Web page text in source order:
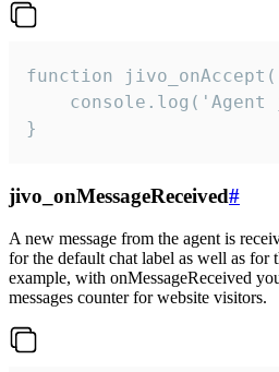
function
}
jivo_onMessageReceived#
A new message from the agent is
for the default chat label as well as for
example, with onMessageReceived
messages counter for website visitors.